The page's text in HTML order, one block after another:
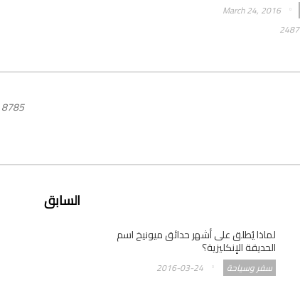
March 24, 2016
2487
8785 Posts
السابق
لماذا يُطلق على أشهر حدائق ميونيخ اسم
الحديقة الإنكليزية؟
سفر وسياحة 2016-03-24